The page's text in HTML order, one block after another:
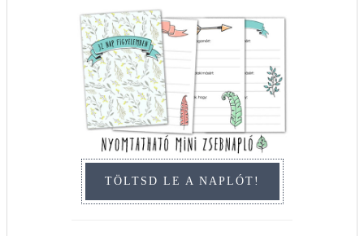
TÖLTSD LE A NAPLÓT!